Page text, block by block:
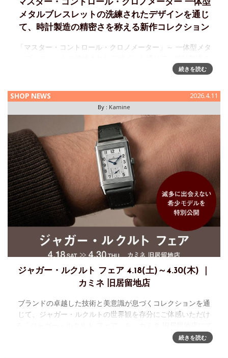
マスター・コントロール・クロノメーター 一体型
メタルブレスレットの洗練されたデザインを通じ
て、時計製造の精密さを称える新作コレクション
「マスター・コントロール・クロノメーター」～ 一体型メタ
精密さを称える新作コレクションマスター・コントロール・
いマスターコレクシ
続きを読む
SHOP NEWS 2026.4.11
By : Kamine
ジャガー・ルクルト フェア 4.18(土)～4.30(木) ｜
カミネ 旧居留地店
ブランドの卓越した技術と美意識が息づくコレクションを通
じて、ジャガー・ルクルトの世界観を存分にご体感いただけ
開催いたします。 ご検討中の方はもちろん、すでにジャガ
続きを読む